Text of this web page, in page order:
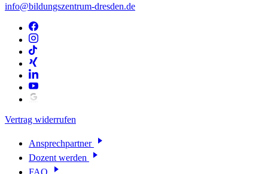
info@bildungszentrum-dresden.de
Vertrag widerrufen
Ansprechpartner
Dozent werden
FAQ